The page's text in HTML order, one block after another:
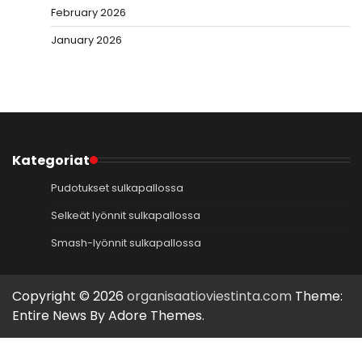
February 2026
January 2026
Kategoriat
Pudotukset sulkapallossa
Selkeät lyönnit sulkapallossa
Smash-lyönnit sulkapallossa
Copyright © 2026 organisaatioviestinta.com Theme:
Entire News ByAdore Themes.